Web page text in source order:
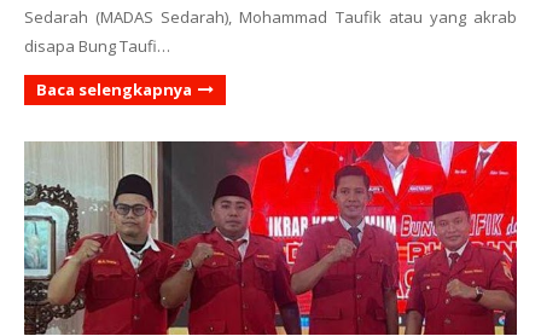
Sedarah (MADAS Sedarah), Mohammad Taufik atau yang akrab
disapa Bung Taufi…
Baca selengkapnya